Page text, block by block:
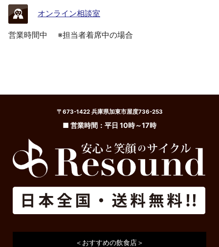
オンライン相談室
営業時間中 ※担当者着席中の場合
〒673-1422 兵庫県加東市屋度736-253
■ 営業時間：平日 10時～17時
＜おすすめの飲食店＞